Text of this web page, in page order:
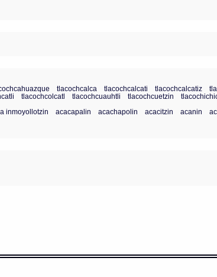
tlacochcalca tlacochcalcati tlacochcalcatiz
tlacochcolcatl tlacochcuauhtli tlacochcuetzin
inmoyollotzin
acacapalin acachapolin acacitzin acanin